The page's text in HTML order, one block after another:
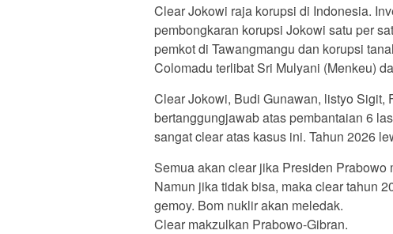
Clear Jokowi raja korupsi di Indonesia.
pembongkaran korupsi Jokowi satu per
pemkot di Tawangmangu dan korupsi
Colomadu terlibat Sri Mulyani (Menkeu)
Clear Jokowi, Budi Gunawan, listyo Sigit,
bertanggungjawab atas pembantaian 6
sangat clear atas kasus ini. Tahun 2026
Semua akan clear jika Presiden
Namun jika tidak bisa, maka clear tahun
gemoy. Bom nuklir akan meledak.
Clear makzulkan Prabowo-Gibran.